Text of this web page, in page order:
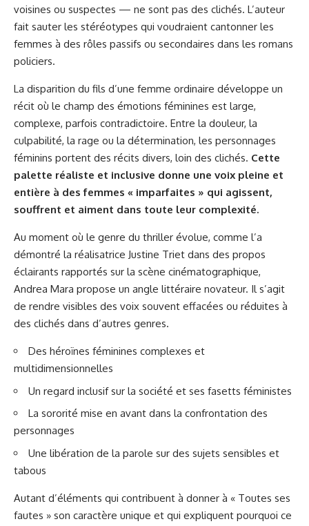
voisines ou suspectes — ne sont pas des clichés. L’auteur
fait sauter les stéréotypes qui voudraient cantonner les
femmes à des rôles passifs ou secondaires dans les romans
policiers.
La disparition du fils d’une femme ordinaire développe un
récit où le champ des émotions féminines est large,
complexe, parfois contradictoire. Entre la douleur, la
culpabilité, la rage ou la détermination, les personnages
féminins portent des récits divers, loin des clichés. Cette
palette réaliste et inclusive donne une voix pleine et
entière à des femmes « imparfaites » qui agissent,
souffrent et aiment dans toute leur complexité.
Au moment où le genre du thriller évolue, comme l’a
démontré la réalisatrice Justine Triet dans des propos
éclairants rapportés sur la scène cinématographique,
Andrea Mara propose un angle littéraire novateur. Il s’agit
de rendre visibles des voix souvent effacées ou réduites à
des clichés dans d’autres genres.
Des héroïnes féminines complexes et
multidimensionnelles
Un regard inclusif sur la société et ses fasetts féministes
La sororité mise en avant dans la confrontation des
personnages
Une libération de la parole sur des sujets sensibles et
tabous
Autant d’éléments qui contribuent à donner à « Toutes ses
fautes » son caractère unique et qui expliquent pourquoi ce